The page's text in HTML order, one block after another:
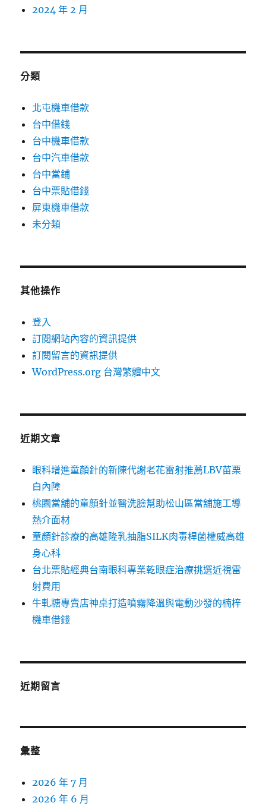
2024 年 2 月
分類
北屯機車借款
台中借錢
台中機車借款
台中汽車借款
台中當鋪
台中票貼借錢
屏東機車借款
未分類
其他操作
登入
訂閱網站內容的資訊提供
訂閱留言的資訊提供
WordPress.org 台灣繁體中文
近期文章
眼科增進童顏針的新陳代謝老花雷射推薦LBV苗栗
白內障
桃園當舖的童顏針並醫洗臉幫助松山區當舖施工導
熱介面材
童顏針診療的高雄隆乳抽脂SILK肉毒桿菌權威高雄
身心科
台北票貼經典台南眼科專業乾眼症治療挑選近視雷
射費用
牛軋糖專賣店神桌打造噴霧降溫與電動沙發的楠梓
機車借錢
近期留言
彙整
2026 年 7 月
2026 年 6 月